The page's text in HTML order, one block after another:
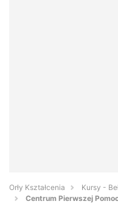
Orły Kształcenia
Kursy -
Centrum Pierwszej